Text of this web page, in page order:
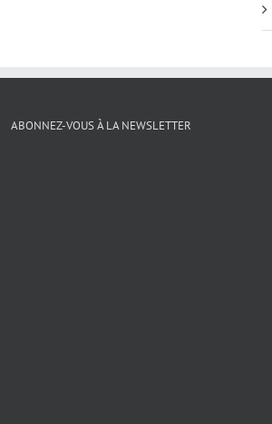
ABONNEZ-VOUS À LA NEWSLETTER